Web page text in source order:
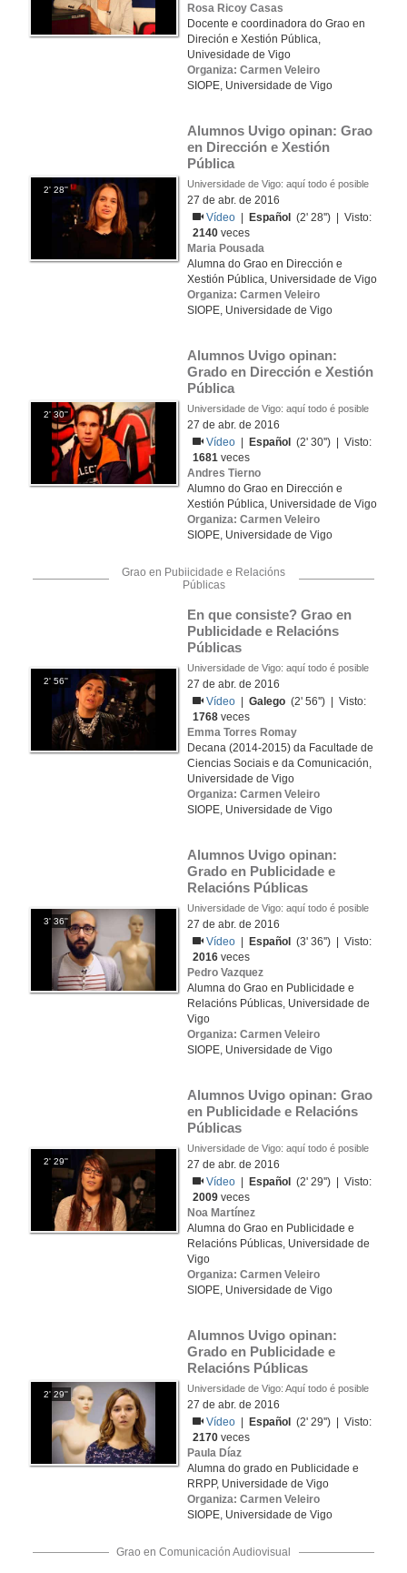
Rosa Ricoy Casas
Docente e coordinadora do Grao en
Direción e Xestión Pública,
Univesidade de Vigo
Organiza: Carmen Veleiro
SIOPE, Universidade de Vigo
2' 28''
Alumnos Uvigo opinan: Grao
en Dirección e Xestión
Pública
Universidade de Vigo: aquí todo é posible
27 de abr. de 2016
Vídeo
Español
(2' 28'') | Visto:
2140 veces
Maria Pousada
Alumna do Grao en Dirección e
Xestión Pública, Universidade de Vigo
Organiza: Carmen Veleiro
SIOPE, Universidade de Vigo
2' 30''
Alumnos Uvigo opinan:
Grado en Dirección e Xestión
Pública
Universidade de Vigo: aquí todo é posible
27 de abr. de 2016
Vídeo
Español
(2' 30'') | Visto:
1681 veces
Andres Tierno
Alumno do Grao en Dirección e
Xestión Pública, Universidade de Vigo
Organiza: Carmen Veleiro
SIOPE, Universidade de Vigo
Grao en Pubiicidade e Relacións
Públicas
2' 56''
En que consiste? Grao en
Publicidade e Relacións
Públicas
Universidade de Vigo: aquí todo é posible
27 de abr. de 2016
Vídeo
|Galego (2' 56'') | Visto:
1768 veces
Emma Torres Romay
Decana (2014-2015) da Facultade de
Ciencias Sociais e da Comunicación,
Universidade de Vigo
Organiza: Carmen Veleiro
SIOPE, Universidade de Vigo
3' 36''
Alumnos Uvigo opinan:
Grado en Publicidade e
Relacións Públicas
Universidade de Vigo: aquí todo é posible
27 de abr. de 2016
Vídeo
Español
(3' 36'') | Visto:
2016 veces
Pedro Vazquez
Alumna do Grao en Publicidade e
Relacións Públicas, Universidade de
Vigo
Organiza: Carmen Veleiro
SIOPE, Universidade de Vigo
2' 29''
Alumnos Uvigo opinan: Grao
en Publicidade e Relacións
Públicas
Universidade de Vigo: aquí todo é posible
27 de abr. de 2016
Vídeo
Español
(2' 29'') | Visto:
2009 veces
Noa Martínez
Alumna do Grao en Publicidade e
Relacións Públicas, Universidade de
Vigo
Organiza: Carmen Veleiro
SIOPE, Universidade de Vigo
2' 29''
Alumnos Uvigo opinan:
Grado en Publicidade e
Relacións Públicas
Universidade de Vigo: Aquí todo é posible
27 de abr. de 2016
Vídeo
Español
(2' 29'') | Visto:
2170 veces
Paula Díaz
Alumna do grado en Publicidade e
RRPP, Universidade de Vigo
Organiza: Carmen Veleiro
SIOPE, Universidade de Vigo
Grao en Comunicación Audiovisual